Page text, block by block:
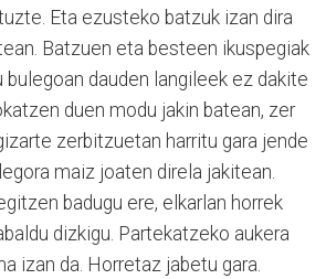
Eta ezusteko batzuk izan dira
Batzuen eta besteen ikuspegiak
bulegoan dauden langileek ez dakite
duen modu jakin batean, zer
zerbitzuetan harritu gara jende
maiz joaten direla jakitean.
badugu ere, elkarlan horrek
dizkigu. Partekatzeko aukera
izan da. Horretaz jabetu gara.